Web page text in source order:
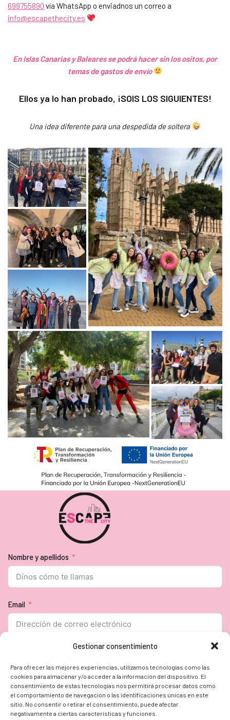
Gestionar consentimiento
Para ofrecer las mejores experiencias, utilizamos tecnologías como las
cookies para almacenar y/o acceder a la información del dispositivo. El
consentimiento de estas tecnologías nos permitirá procesar datos como
el comportamiento de navegación o las identificaciones únicas en este
sitio. No consentir o retirar el consentimiento, puede afectar
negativamente a ciertas características y funciones.
699755890 vía WhatsApp o enviadnos un correo a
info@escapethecity.es
En Islas Canarias y Baleares se podrá hacer sin los ositos, por
temas de gastos de envío
Ellos ya lo han probado, ¡SOIS LOS SIGUIENTES!
Una idea diferente para una despedida de soltera
Nombre y apellidos
Email
CIUDADES EMPRESAS PRODUCTOS
DESPEDIDAS
BLOG
Q&A CONTACTO